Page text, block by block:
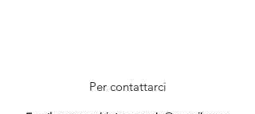
Per contattarci